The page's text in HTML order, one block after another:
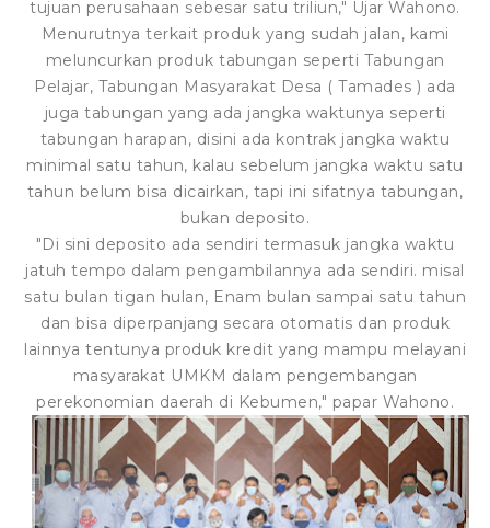
tujuan perusahaan sebesar satu triliun," Ujar Wahono.
Menurutnya terkait produk yang sudah jalan, kami
meluncurkan produk tabungan seperti Tabungan
Pelajar, Tabungan Masyarakat Desa ( Tamades ) ada
juga tabungan yang ada jangka waktunya seperti
tabungan harapan, disini ada kontrak jangka waktu
minimal satu tahun, kalau sebelum jangka waktu satu
tahun belum bisa dicairkan, tapi ini sifatnya tabungan,
bukan deposito.
"Di sini deposito ada sendiri termasuk jangka waktu
jatuh tempo dalam pengambilannya ada sendiri. misal
satu bulan tigan hulan, Enam bulan sampai satu tahun
dan bisa diperpanjang secara otomatis dan produk
lainnya tentunya produk kredit yang mampu melayani
masyarakat UMKM dalam pengembangan
perekonomian daerah di Kebumen," papar Wahono.